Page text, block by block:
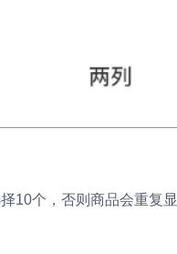
10个，否则商品会重复显